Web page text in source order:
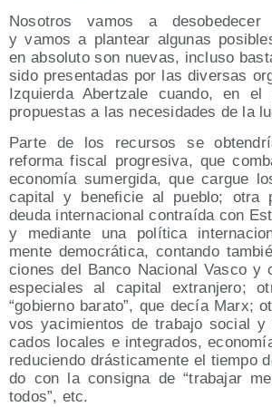
Noso­tros vamos a
y vamos a plan­tear algu­nas
en abso­lu­to son nue­vas, inclu­so
sido pre­sen­ta­das por las diver­sas
Izquier­da Aber­tza­le cuan­do, en el
pro­pues­tas a las nece­si­da­des de la
Par­te de los recur­sos se
refor­ma fis­cal pro­gre­si­va, que
eco­no­mía sumer­gi­da, que car­gue
capi­tal y bene­fi­cie al pue­blo; otra
deu­da inter­na­cio­nal con­traí­da con
y median­te una polí­ti­ca
men­te demo­crá­ti­ca, con­tan­do
cio­nes del Ban­co Nacio­nal Vas­co y
espe­cia­les al capi­tal extran­je­ro;
gobierno bara­to , que decía Marx;
vos yaci­mien­tos de tra­ba­jo social
ca­dos loca­les e inte­gra­dos,
redu­cien­do drás­ti­ca­men­te el tiem­po
do con la con­sig­na de tra­ba­jar
todos , etc.